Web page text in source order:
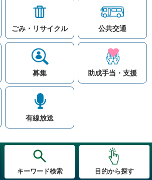
キーワード検索 目的から探す
検索
祉 補助金
ごみ・リサイクル 公共交通
募集 助成手当・支援
有線放送
せ
リンク集
ージ
著作権と免責事項につ
リシー
© Village Hara